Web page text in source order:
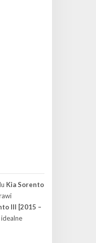
Kia Sorento
III [2015 –